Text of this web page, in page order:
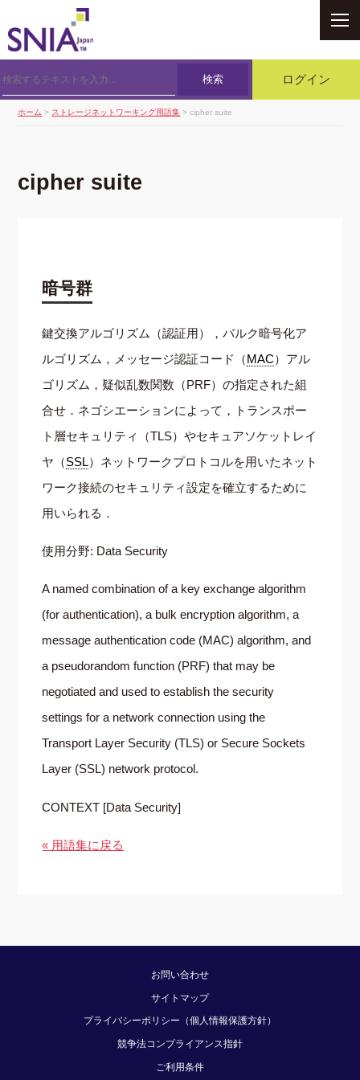
検索 ログイン
ホーム > ストレージネットワーキング用語集 > cipher suite
cipher suite
暗号群
鍵交換アルゴリズム（認証用），バルク暗号化ア
ルゴリズム，メッセージ認証コード（MAC）アル
ゴリズム，疑似乱数関数（PRF）の指定された組
合せ．ネゴシエーションによって，トランスポー
ト層セキュリティ（TLS）やセキュアソケットレイ
ヤ（SSL）ネットワークプロトコルを用いたネット
ワーク接続のセキュリティ設定を確立するために
用いられる．
使用分野: Data Security
A named combination of a key exchange algorithm
(for authentication), a bulk encryption algorithm, a
message authentication code (MAC) algorithm, and
a pseudorandom function (PRF) that may be
negotiated and used to establish the security
settings for a network connection using the
Transport Layer Security (TLS) or Secure Sockets
Layer (SSL) network protocol.
CONTEXT [Data Security]
« 用語集に戻る
お問い合わせ
サイトマップ
プライバシーポリシー（個人情報保護方針）
競争法コンプライアンス指針
ご利用条件